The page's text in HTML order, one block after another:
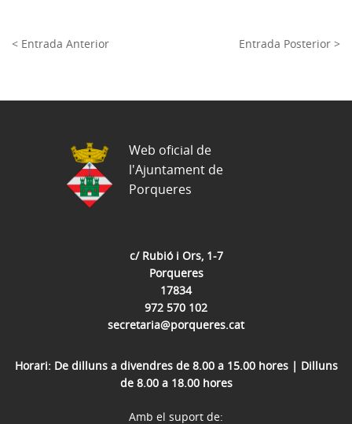
< Entrada Anterior Entrada Posterior >
c/ Rubió i Ors, 1-7
Porqueres
17834
972 570 102
secretaria@porqueres.cat
Horari: De dilluns a divendres de 8.00 a 15.00 hores | Dilluns
de 8.00 a 18.00 hores
Web oficial de
l'Ajuntament de
Porqueres
Amb el suport de: